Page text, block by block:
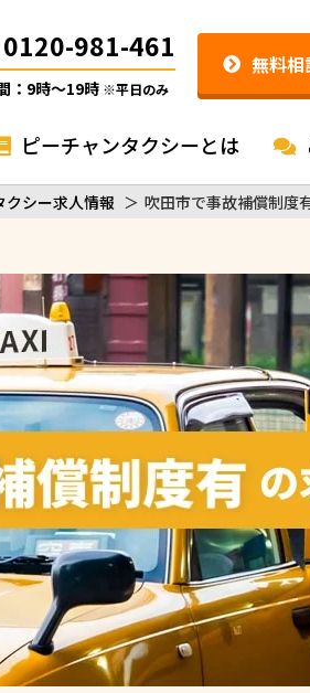
0120-981-461
：9時〜19時 ※平日のみ
無料相
ピーチャンタクシーとは
クシー求人情報 ＞ 吹田市で事故補償制度